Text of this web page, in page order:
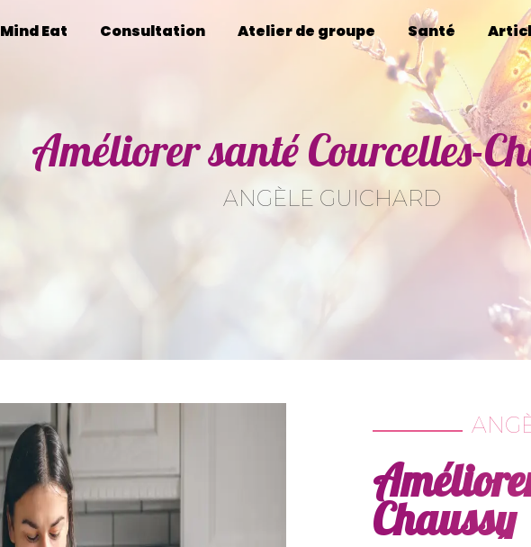
Mind Eat Consultation Atelier de groupe Santé
Améliorer santé Courcelles-
ANGÈLE GUICHARD
Chaussy